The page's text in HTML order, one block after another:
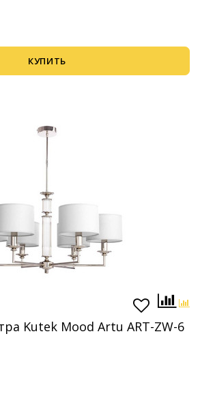
КУПИТЬ
Kutek Mood Artu ART-ZW-6